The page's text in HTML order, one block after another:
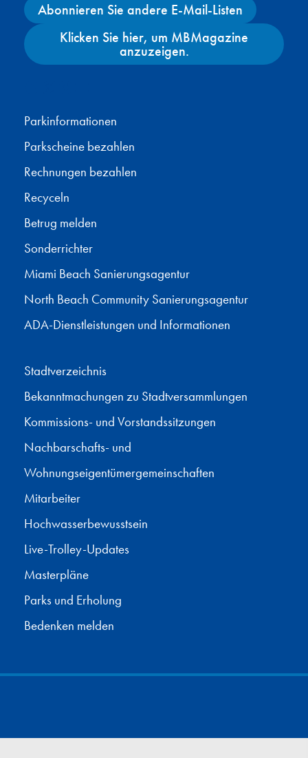
Abonnieren Sie andere E-Mail-Listen
Klicken Sie hier, um MBMagazine
anzuzeigen.
Parkinformationen
Parkscheine bezahlen
Rechnungen bezahlen
Recyceln
Betrug melden
Sonderrichter
Miami Beach Sanierungsagentur
North Beach Community Sanierungsagentur
ADA-Dienstleistungen und Informationen
Stadtverzeichnis
Bekanntmachungen zu Stadtversammlungen
Kommissions- und Vorstandssitzungen
Nachbarschafts- und
Wohnungseigentümergemeinschaften
Mitarbeiter
Hochwasserbewusstsein
Live-Trolley-Updates
Masterpläne
Parks und Erholung
Bedenken melden